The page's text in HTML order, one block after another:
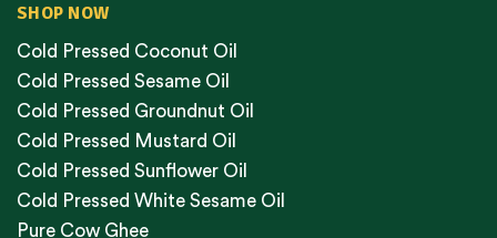
SHOP NOW
Cold Pressed Coconut Oil
Cold Pressed Sesame Oil
Cold Pressed Groundnut Oil
Cold Pressed Mustard Oil
Cold Pressed Sunflower Oil
Cold Pressed White Sesame Oil
Pure Cow Ghee